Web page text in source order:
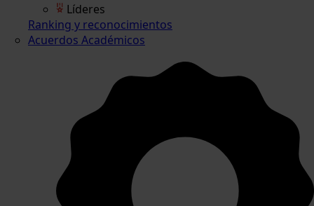
Líderes
Ranking y reconocimientos
Acuerdos Académicos